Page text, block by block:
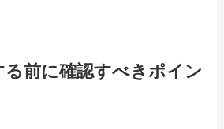
る前に確認すべきポイン